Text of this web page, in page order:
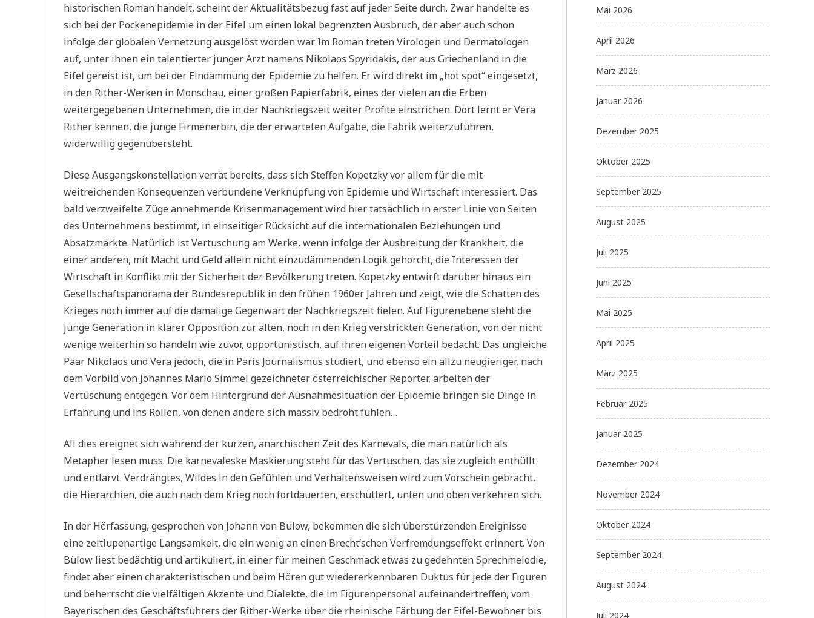
historischen Roman handelt, scheint der Aktualitätsbezug fast auf jeder Seite durch. Zwar handelte es
sich bei der Pockenepidemie in der Eifel um einen lokal begrenzten Ausbruch, der aber auch schon
infolge der globalen Vernetzung ausgelöst worden war. Im Roman treten Virologen und Dermatologen
auf, unter ihnen ein talentierter junger Arzt namens Nikolaos Spyridakis, der aus Griechenland in die
Eifel gereist ist, um bei der Eindämmung der Epidemie zu helfen. Er wird direkt im „hot spot“ eingesetzt,
in den Rither-Werken in Monschau, einer großen Papierfabrik, eines der vielen an die Erben
weitergegebenen Unternehmen, die in der Nachkriegszeit weiter Profite einstrichen. Dort lernt er Vera
Rither kennen, die junge Firmenerbin, die der erwarteten Aufgabe, die Fabrik weiterzuführen,
widerwillig gegenübersteht.
Diese Ausgangskonstellation verrät bereits, dass sich Steffen Kopetzky vor allem für die mit
weitreichenden Konsequenzen verbundene Verknüpfung von Epidemie und Wirtschaft interessiert. Das
bald verzweifelte Züge annehmende Krisenmanagement wird hier tatsächlich in erster Linie von Seiten
des Unternehmens bestimmt, in einseitiger Rücksicht auf die internationalen Beziehungen und
Absatzmärkte. Natürlich ist Vertuschung am Werke, wenn infolge der Ausbreitung der Krankheit, die
einer anderen, mit Macht und Geld allein nicht einzudämmenden Logik gehorcht, die Interessen der
Wirtschaft in Konflikt mit der Sicherheit der Bevölkerung treten. Kopetzky entwirft darüber hinaus ein
Gesellschaftspanorama der Bundesrepublik in den frühen 1960er Jahren und zeigt, wie die Schatten des
Krieges noch immer auf die damalige Gegenwart der Nachkriegszeit fielen. Auf Figurenebene steht die
junge Generation in klarer Opposition zur alten, noch in den Krieg verstrickten Generation, von der nicht
wenige weiterhin so handeln wie zuvor, opportunistisch, auf ihren eigenen Vorteil bedacht. Das ungleiche
Paar Nikolaos und Vera jedoch, die in Paris Journalismus studiert, und ebenso ein allzu neugieriger, nach
dem Vorbild von Johannes Mario Simmel gezeichneter österreichischer Reporter, arbeiten der
Vertuschung entgegen. Vor dem Hintergrund der Ausnahmesituation der Epidemie bringen sie Dinge in
Erfahrung und ins Rollen, von denen andere sich massiv bedroht fühlen…
All dies ereignet sich während der kurzen, anarchischen Zeit des Karnevals, die man natürlich als
Metapher lesen muss. Die karnevaleske Maskierung steht für das Vertuschen, das sie zugleich enthüllt
und entlarvt. Verdrängtes, Wildes in den Gefühlen und Verhaltensweisen wird zum Vorschein gebracht,
die Hierarchien, die auch nach dem Krieg noch fortdauerten, erschüttert, unten und oben verkehren sich.
In der Hörfassung, gesprochen von Johann von Bülow, bekommen die sich überstürzenden Ereignisse
eine zeitlupenartige Langsamkeit, die ein wenig an einen Brecht’schen Verfremdungseffekt erinnert. Von
Bülow liest bedächtig und artikuliert, in einer für meinen Geschmack etwas zu gedehnten Sprechmelodie,
findet aber einen charakteristischen und beim Hören gut wiedererkennbaren Duktus für jede der Figuren
und beherrscht die vielfältigen Akzente und Dialekte, die im Figurenpersonal aufeinandertreffen, vom
Bayerischen des Geschäftsführers der Rither-Werke über die rheinische Färbung der Eifel-Bewohner bis
Mai 2026
April 2026
März 2026
Januar 2026
Dezember 2025
Oktober 2025
September 2025
August 2025
Juli 2025
Juni 2025
Mai 2025
April 2025
März 2025
Februar 2025
Januar 2025
Dezember 2024
November 2024
Oktober 2024
September 2024
August 2024
Juli 2024